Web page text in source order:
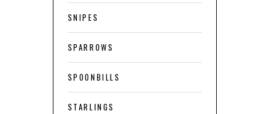
SNIPES
SPARROWS
SPOONBILLS
STARLINGS